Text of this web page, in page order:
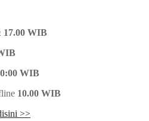
17.00 WIB
WIB
10.00 WIB
>>